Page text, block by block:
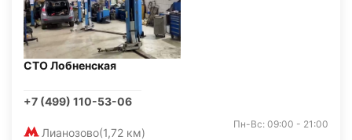
СТО Лобненская
+7 (499) 110-53-06
Лианозово(1,72 км)
Пн-Вс: 09:00 - 21:00